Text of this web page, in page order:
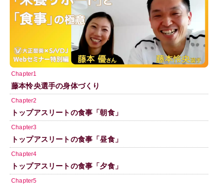
Chapter1
藤本怜央選手の身体づくり
Chapter2
トップアスリートの食事「朝食」
Chapter3
トップアスリートの食事「昼食」
Chapter4
トップアスリートの食事「夕食」
Chapter5